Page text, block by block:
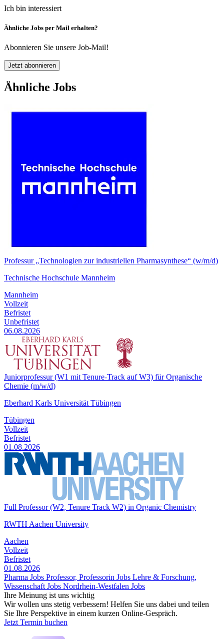
Ich bin interessiert
Ähnliche Jobs per Mail erhalten?
Abonnieren Sie unsere Job-Mail!
Jetzt abonnieren
Ähnliche Jobs
Professur „Technologien zur industriellen Pharmasynthese“ (w/m/d)
Technische Hochschule Mannheim
Mannheim
Vollzeit
Befristet
Unbefristet
06.08.2026
Juniorprofessur (W1 mit Tenure-Track auf W3) für Organische
Chemie (m/w/d)
Eberhard Karls Universität Tübingen
Tübingen
Vollzeit
Befristet
01.08.2026
Full Professor (W2, Tenure Track W2) in Organic Chemistry
RWTH Aachen University
Aachen
Vollzeit
Befristet
01.08.2026
Pharma Jobs Professor, Professorin Jobs Lehre & Forschung,
Wissenschaft Jobs Nordrhein-Westfalen Jobs
Ihre Meinung ist uns wichtig
Wir wollen uns stetig verbessern! Helfen Sie uns dabei und teilen
Sie Ihre Perspektive in einem kurzen Online-Gespräch.
Jetzt Termin buchen